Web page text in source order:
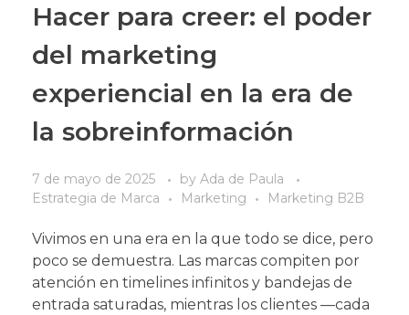
Hacer para creer: el poder
del marketing
experiencial en la era de
la sobreinformación
7 de mayo de 2025 by Ada de Paula
Estrategia de Marca
Marketing Marketing B2B
Vivimos en una era en la que todo se dice, pero
poco se demuestra. Las marcas compiten por
atención en timelines infinitos y bandejas de
entrada saturadas, mientras los clientes —cada